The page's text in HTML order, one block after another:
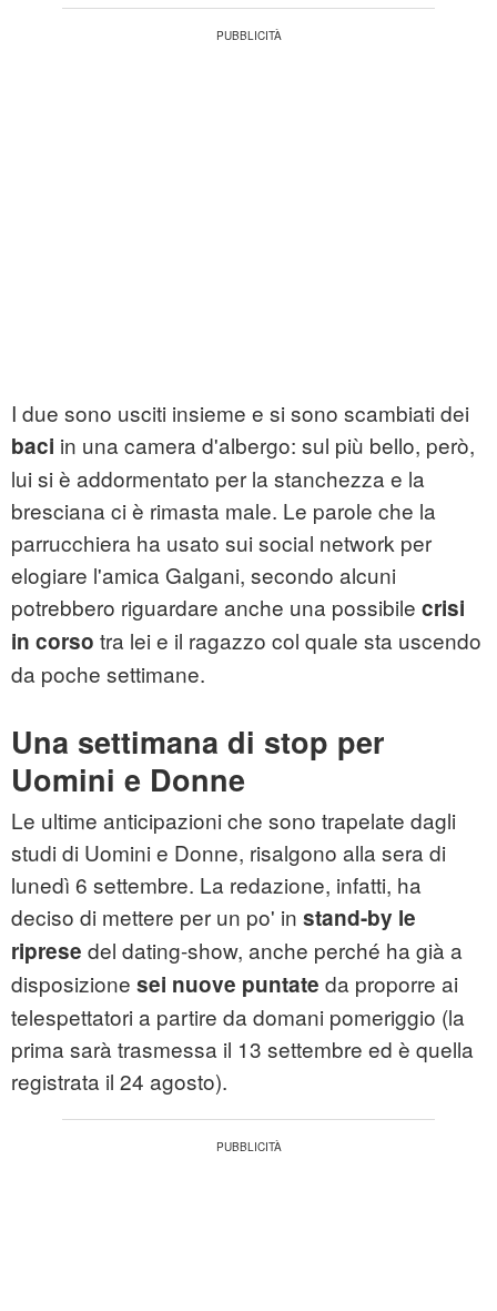
I due sono usciti insieme e si sono scambiati dei
baci in una camera d'albergo: sul più bello, però,
lui si è addormentato per la stanchezza e la
bresciana ci è rimasta male. Le parole che la
parrucchiera ha usato sui social network per
elogiare l'amica Galgani, secondo alcuni
potrebbero riguardare anche una possibile crisi
in corso tra lei e il ragazzo col quale sta uscendo
da poche settimane.
Una settimana di stop per
Uomini e Donne
Le ultime anticipazioni che sono trapelate dagli
studi di Uomini e Donne, risalgono alla sera di
lunedì 6 settembre. La redazione, infatti, ha
deciso di mettere per un po' in stand-by le
riprese del dating-show, anche perché ha già a
disposizione sei nuove puntate da proporre ai
telespettatori a partire da domani pomeriggio (la
prima sarà trasmessa il 13 settembre ed è quella
registrata il 24 agosto).